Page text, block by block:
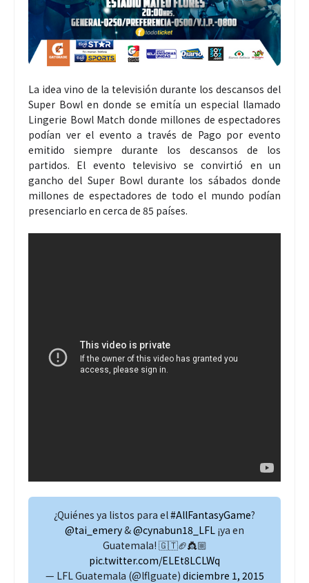
La idea vino de la televisión durante los descansos del
Super Bowl en donde se emitía un especial llamado
Lingerie Bowl Match donde millones de espectadores
podían ver el evento a través de Pago por evento
emitido siempre durante los descansos de los
partidos. El evento televisivo se convirtió en un
gancho del Super Bowl durante los sábados donde
millones de espectadores de todo el mundo podían
presenciarlo en cerca de 85 países.
¿Quiénes ya listos para el#AllFantasyGame?
@tai_emery&@cynabun18_LFL ¡ya en
Guatemala! 🇬🇹🏈👸🏼
pic.twitter.com/ELEt8LCLWq
— LFL Guatemala (@lflguate) diciembre 1, 2015